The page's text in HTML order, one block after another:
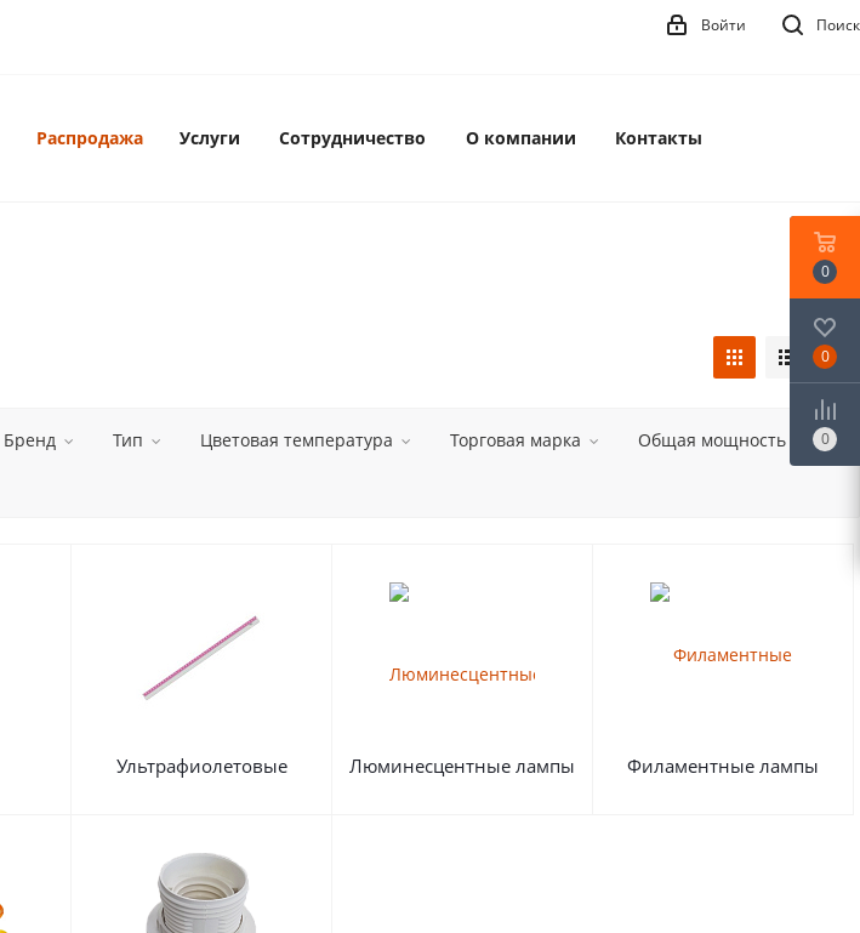
Поиск
Войти
Распродажа Услуги Сотрудничество О компании Контакты
Бренд Тип Цветовая температура Торговая марка
Общая мощность
Ультрафиолетовые Люминесцентные лампы Филаментные лампы
0
0
0